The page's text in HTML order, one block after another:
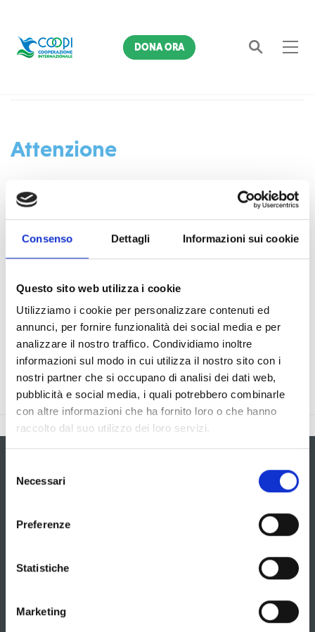
Consenso Dettagli Informazioni sui cookie
Questo sito web utilizza i cookie
Utilizziamo i cookie per personalizzare contenuti ed
annunci, per fornire funzionalità dei social media e per
analizzare il nostro traffico. Condividiamo inoltre
informazioni sul modo in cui utilizza il nostro sito con i
nostri partner che si occupano di analisi dei dati web,
pubblicità e social media, i quali potrebbero combinarle
con altre informazioni che ha fornito loro o che hanno
raccolto dal suo utilizzo dei loro servizi.
delNecessari
Preferenze
Statistiche
Marketing
DONA ORA
Attenzione
L'indirizzo richiesto non è disponibile sul server.
Se non è stato commesso un errore di digitazione,
probabilmente avete memorizzato in una precedente visita
Abbiamo rilevato questo errore e risolveremo quanto prima
il problema in caso si tratti di pagina non raggiungibile.